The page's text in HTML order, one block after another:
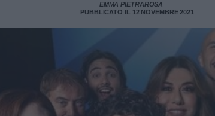
EMMA PIETRAROSA
PUBBLICATO IL 12 NOVEMBRE 2021